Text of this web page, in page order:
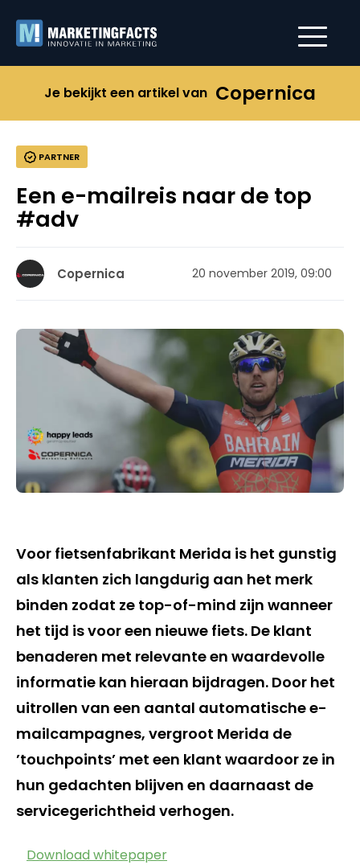
Je bekijkt een artikel van Copernica
PARTNER
Een e-mailreis naar de top
#adv
Copernica 20 november 2019, 09:00
Voor fietsenfabrikant Merida is het gunstig
als klanten zich langdurig aan het merk
binden zodat ze top-of-mind zijn wanneer
het tijd is voor een nieuwe fiets. De klant
benaderen met relevante en waardevolle
informatie kan hieraan bijdragen. Door het
uitrollen van een aantal automatische e-
mailcampagnes, vergroot Merida de
’touchpoints’ met een klant waardoor ze in
hun gedachten blijven en daarnaast de
servicegerichtheid verhogen.
Download whitepaper